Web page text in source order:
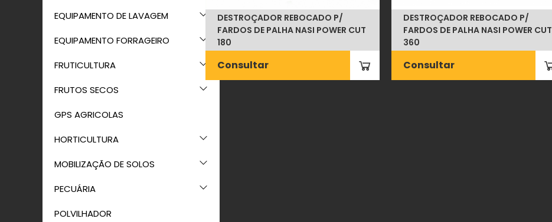
EQUIPAMENTO DE LAVAGEM
EQUIPAMENTO FORRAGEIRO
FRUTICULTURA
FRUTOS SECOS
GPS AGRICOLAS
HORTICULTURA
MOBILIZAÇÃO DE SOLOS
PECUÁRIA
POLVILHADOR
DESTROÇADOR REBOCADO P/
FARDOS DE PALHA NASI POWER CUT
180
Consultar
DESTROÇADOR REBOCADO P/
FARDOS DE PALHA NASI POWER CUT
360
Consultar